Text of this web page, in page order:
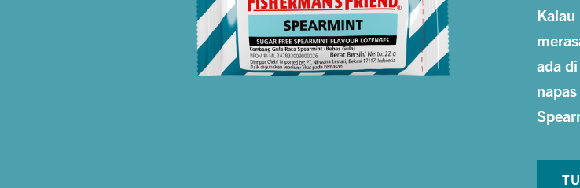
ada